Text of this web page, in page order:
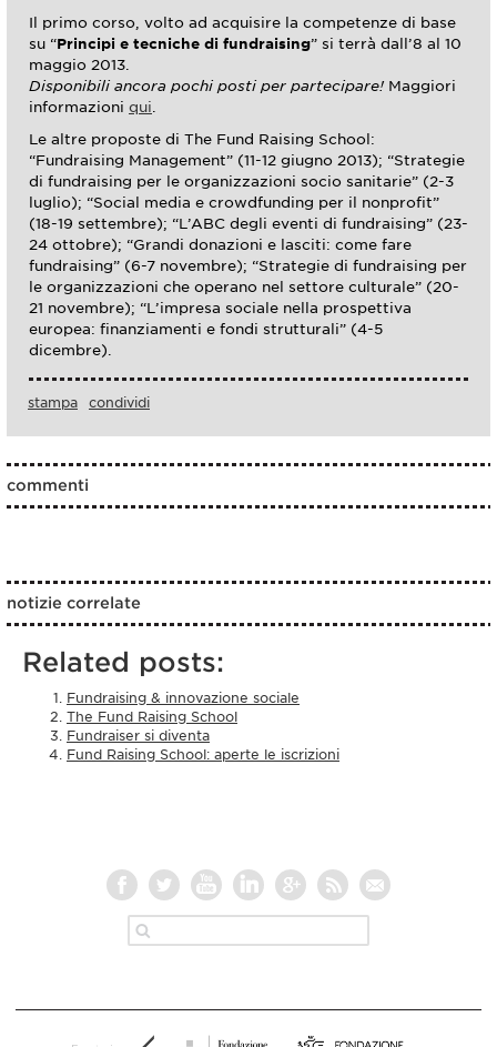
Il primo corso, volto ad acquisire la competenze di base
su “Principi e tecniche di fundraising” si terrà dall’8 al 10
maggio 2013.
Disponibili ancora pochi posti per partecipare!Maggiori
informazioni qui
Le altre proposte di The Fund Raising School:
“Fundraising Management” (11-12 giugno 2013); “Strategie
di fundraising per le organizzazioni socio sanitarie” (2-3
luglio); “Social media e crowdfunding per il nonprofit”
(18-19 settembre); “L’ABC degli eventi di fundraising” (23-
24 ottobre); “Grandi donazioni e lasciti: come fare
fundraising” (6-7 novembre); “Strategie di fundraising per
le organizzazioni che operano nel settore culturale” (20-
21 novembre); “L’impresa sociale nella prospettiva
europea: finanziamenti e fondi strutturali” (4-5
dicembre).
stampa condividi
commenti
notizie correlate
Related posts:
Fundraising & innovazione sociale
The Fund Raising School
Fundraiser si diventa
Fund Raising School: aperte le iscrizioni